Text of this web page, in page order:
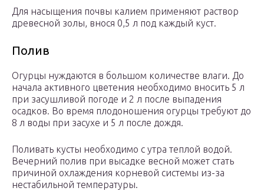
Для насыщения почвы калием применяют раствор
древесной золы, внося 0,5 л под каждый куст.
Полив
Огурцы нуждаются в большом количестве влаги. До
начала активного цветения необходимо вносить 5 л
при засушливой погоде и 2 л после выпадения
осадков. Во время плодоношения огурцы требуют до
8 л воды при засухе и 5 л после дождя.
Поливать кусты необходимо с утра теплой водой.
Вечерний полив при высадке весной может стать
причиной охлаждения корневой системы из-за
нестабильной температуры.